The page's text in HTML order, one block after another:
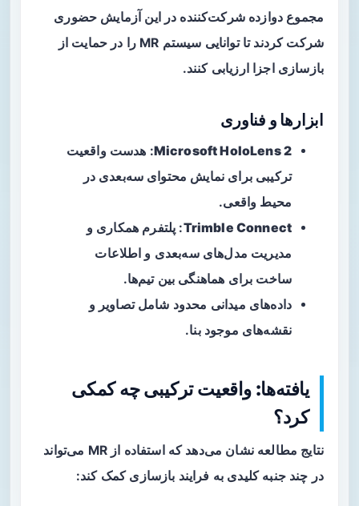
مجموع دوازده شرکت‌کننده در این آزمایش حضوری
شرکت کردند تا توانایی سیستم MR را در حمایت از
بازسازی اجزا ارزیابی کنند.
ابزارها و فناوری
Microsoft HoloLens 2: هدست واقعیت
ترکیبی برای نمایش محتوای سه‌بعدی در
محیط واقعی.
Trimble Connect: پلتفرم همکاری و
مدیریت مدل‌های سه‌بعدی و اطلاعات
ساخت برای هماهنگی بین تیم‌ها.
داده‌های میدانی محدود شامل تصاویر و
نقشه‌های موجود بنا.
یافته‌ها: واقعیت ترکیبی چه کمکی
کرد؟
نتایج مطالعه نشان می‌دهد که استفاده از MR می‌تواند
در چند جنبه کلیدی به فرایند بازسازی کمک کند: